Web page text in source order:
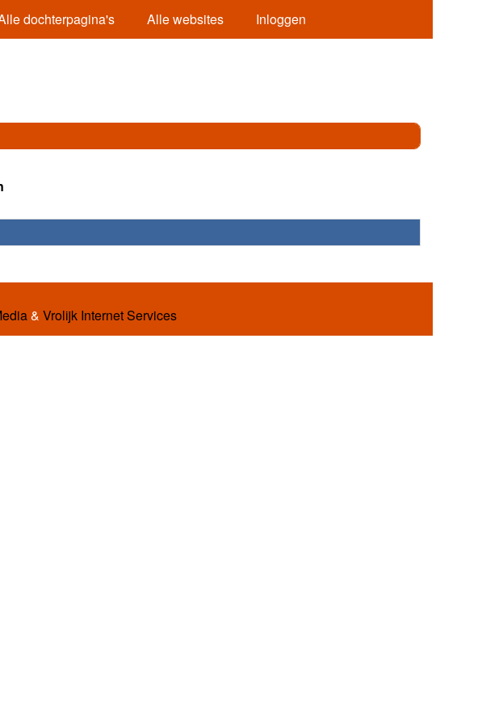
dochterpagina's Alle websites Inloggen
& Vrolijk Internet Services